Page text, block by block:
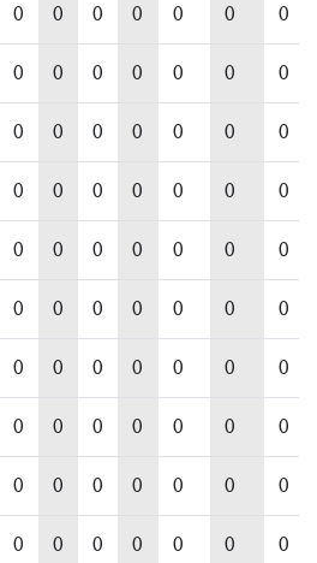
0 0 0 0 0 0 0
0 0 0 0 0 0 0
0 0 0 0 0 0 0
0 0 0 0 0 0 0
0 0 0 0 0 0 0
0 0 0 0 0 0 0
0 0 0 0 0 0 0
0 0 0 0 0 0 0
0 0 0 0 0 0 0
0 0 0 0 0 0 0